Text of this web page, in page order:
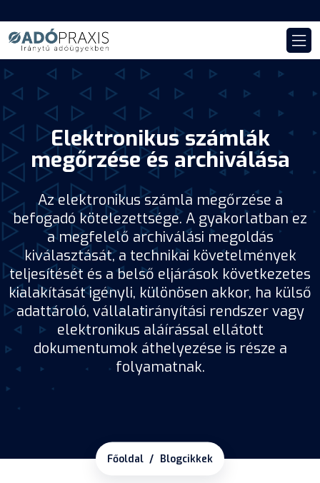
Elektronikus számlák
megőrzése és archiválása
Az elektronikus számla megőrzése a
befogadó kötelezettsége. A gyakorlatban ez
a megfelelő archiválási megoldás
kiválasztását, a technikai követelmények
teljesítését és a belső eljárások következetes
kialakítását igényli, különösen akkor, ha külső
adattároló, vállalatirányítási rendszer vagy
elektronikus aláírással ellátott
dokumentumok áthelyezése is része a
folyamatnak.
Főoldal Blogcikkek